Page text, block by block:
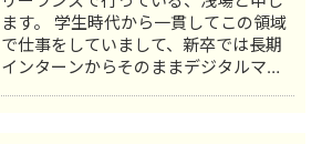
ます。 学生時代から一貫してこの領域
で仕事をしていまして、新卒では長期
インターンからそのままデジタルマー